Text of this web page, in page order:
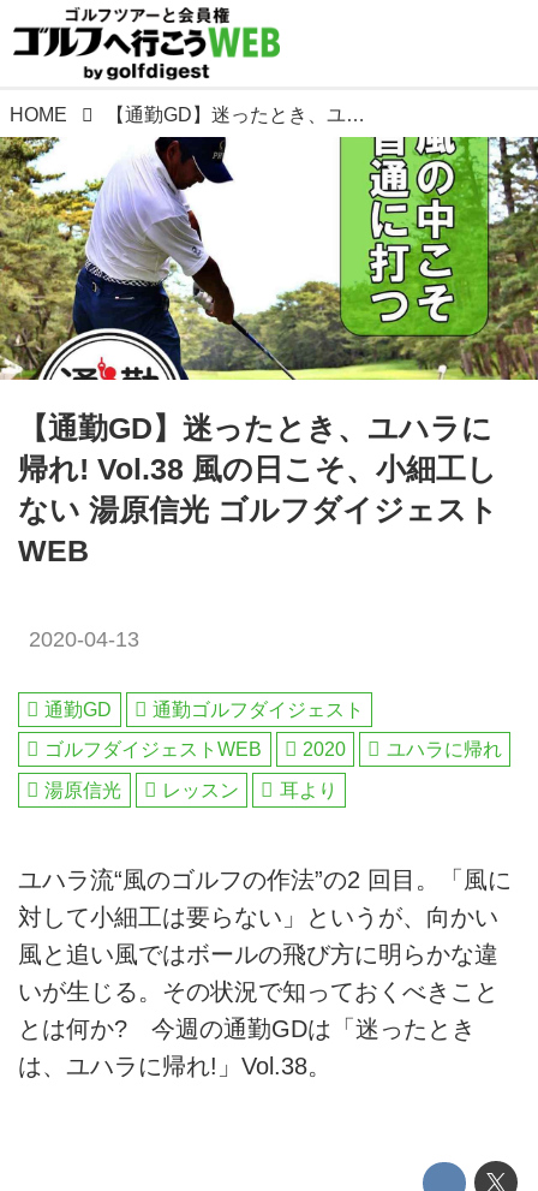
HOME 【通勤GD】迷ったとき、ユハラに帰れ! Vol.38 風の日こそ、小細工しない 湯原信光 ゴルフダイジェストWEB
【通勤GD】迷ったとき、ユハラに
帰れ! Vol.38 風の日こそ、小細工し
ない 湯原信光 ゴルフダイジェスト
WEB
2020-04-13
通勤GD
通勤ゴルフダイジェスト
ゴルフダイジェストWEB
2020
ユハラに帰れ
湯原信光
レッスン 耳より
ユハラ流“風のゴルフの作法”の2 回目。「風に
対して小細工は要らない」というが、向かい
風と追い風ではボールの飛び方に明らかな違
いが生じる。その状況で知っておくべきこと
とは何か? 今週の通勤GDは「迷ったとき
は、ユハラに帰れ!」Vol.38。